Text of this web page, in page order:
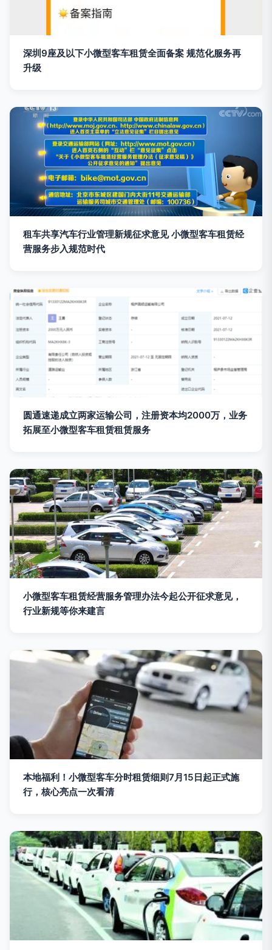
深圳9座及以下小微型客车租赁全面备案 规范化服务再
升级
租车共享汽车行业管理新规征求意见 小微型客车租赁经
营服务步入规范时代
圆通速递成立两家运输公司，注册资本均2000万，业务
拓展至小微型客车租赁租赁服务
小微型客车租赁经营服务管理办法今起公开征求意见，
行业新规等你来建言
本地福利！小微型客车分时租赁细则7月15日起正式施
行，核心亮点一次看清